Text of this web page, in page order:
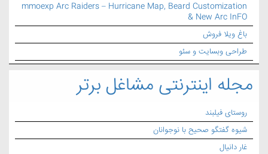
mmoexp Arc Raiders – Hurricane Map, Beard Customization
& New Arc InFO
باغ ویلا فروش
طراحی وبسایت و سئو
مجله اینترنتی مشاغل برتر
روستای فیلبند
شیوه گفتگو صحیح با نوجوانان
غار دانیال